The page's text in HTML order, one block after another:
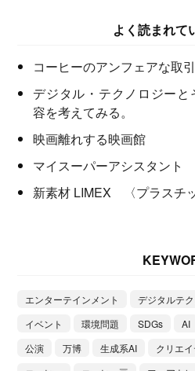
よく読まれて
コーヒーのアンフェアな取引
デジタル・テクノロジー
容を考えてみる。
映画離れする映画館
マイスーパーアシスタント
新素材 LIMEX 〈プラスチ
エンターテインメント デジタルテ
イベント
環境問題 SDGs AI
公演
万博 生成系AI クリエ